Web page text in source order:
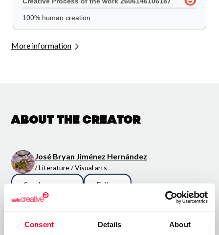
Consent Details About
More information
About the creator
José Bryan Jiménez Hernández
/ Literature / Visual arts
Send message Follow
“¡Que los cielos se abran y los